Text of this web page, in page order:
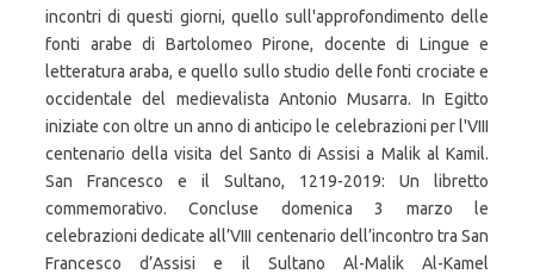
incontri di questi giorni, quello sull'approfondimento delle
fonti arabe di Bartolomeo Pirone, docente di Lingue e
letteratura araba, e quello sullo studio delle fonti crociate e
occidentale del medievalista Antonio Musarra. In Egitto
iniziate con oltre un anno di anticipo le celebrazioni per l'VIII
centenario della visita del Santo di Assisi a Malik al Kamil.
San Francesco e il Sultano, 1219-2019: Un libretto
commemorativo. Concluse domenica 3 marzo le
celebrazioni dedicate all’VIII centenario dell’incontro tra San
Francesco d’Assisi e il Sultano Al-Malik Al-Kamel